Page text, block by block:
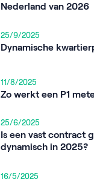
Nederland van 2026
25/9/2025
Dynamische
11/8/2025
Zo werkt een P1
25/6/2025
Is een vast contract
dynamisch in 2025?
16/5/2025